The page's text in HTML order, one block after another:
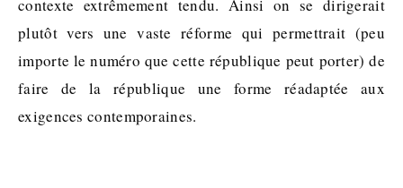
contexte extrêmement tendu. Ainsi on se dirigerait
plutôt vers une vaste réforme qui permettrait (peu
importe le numéro que cette république peut porter) de
faire de la république une forme réadaptée aux
exigences contemporaines.